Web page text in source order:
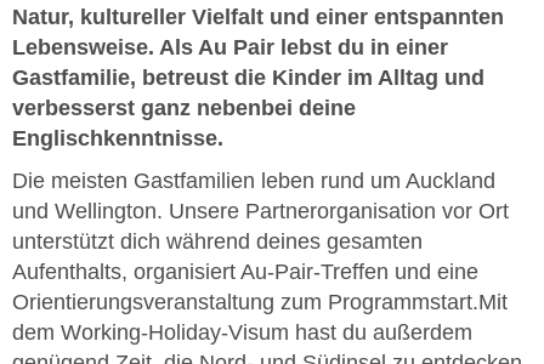
Natur, kultureller Vielfalt und einer entspannten
Lebensweise. Als Au Pair lebst du in einer
Gastfamilie, betreust die Kinder im Alltag und
verbesserst ganz nebenbei deine
Englischkenntnisse.
Die meisten Gastfamilien leben rund um Auckland
und Wellington. Unsere Partnerorganisation vor Ort
unterstützt dich während deines gesamten
Aufenthalts, organisiert Au-Pair-Treffen und eine
Orientierungsveranstaltung zum Programmstart.Mit
dem Working-Holiday-Visum hast du außerdem